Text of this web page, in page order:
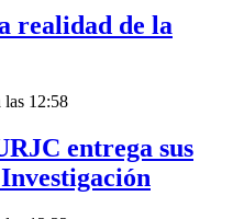
realidad de la
las 12:58
entrega sus